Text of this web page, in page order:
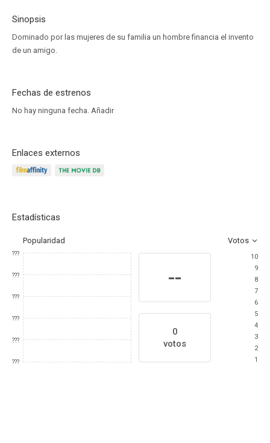
Sinopsis
Dominado por las mujeres de su familia un hombre financia el invento
de un amigo.
Fechas de estrenos
No hay ninguna fecha. Añadir
Enlaces externos
Estadísticas
Popularidad Votos
???
???
???
???
???
???
--
0
votos
10
9
8
7
6
5
4
3
2
1